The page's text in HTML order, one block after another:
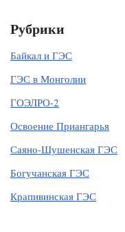
Рубрики
Байкал и ГЭС
ГЭС в Монголии
ГОЭЛРО-2
Освоение Приангарья
Саяно-Шушенская ГЭС
Богучанская ГЭС
Крапивинская ГЭС